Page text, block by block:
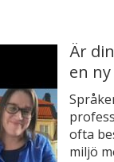
Är
en
ofta
miljö